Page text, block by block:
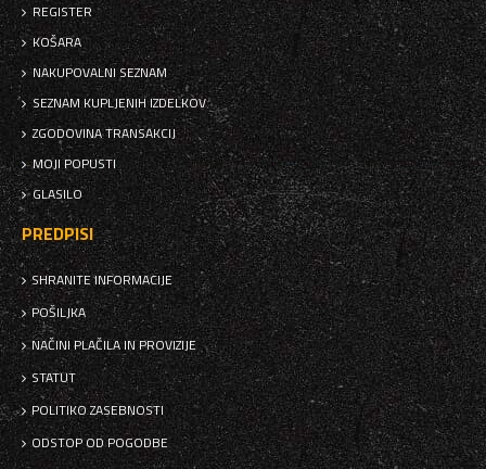
REGISTER
KOŠARA
NAKUPOVALNI SEZNAM
SEZNAM KUPLJENIH IZDELKOV
ZGODOVINA TRANSAKCIJ
MOJI POPUSTI
GLASILO
PREDPISI
SHRANITE INFORMACIJE
POŠILJKA
NAČINI PLAČILA IN PROVIZIJE
STATUT
POLITIKO ZASEBNOSTI
ODSTOP OD POGODBE